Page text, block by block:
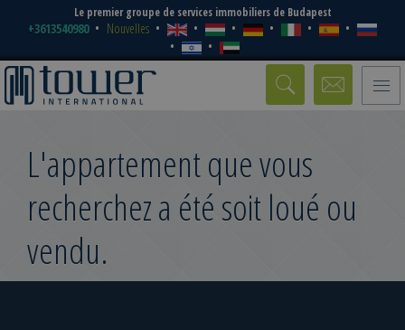
Le premier groupe de services immobiliers de Budapest
+3613540980 Nouvelles
Toggle
L'appartement que vous
recherchez a été soit loué ou
vendu.